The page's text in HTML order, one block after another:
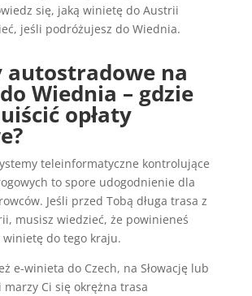
się, jaką winietę do Austrii
jeśli podróżujesz do Wiednia.
autostradowe na
Wiednia – gdzie
opłaty
teleinformatyczne kontrolujące
to spore udogodnienie dla
Jeśli przed Tobą długa trasa z
musisz wiedzieć, że powinieneś
do tego kraju.
e-winieta do Czech, na Słowację lub
marzy Ci się okrężna trasa